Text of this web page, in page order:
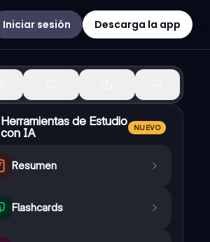
Iniciar sesión Descarga la app
Herramientas de Estudio
con IA
NUEVO
Resumen
Flashcards